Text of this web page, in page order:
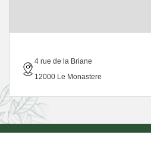
4 rue de la Briane
12000 Le Monastere